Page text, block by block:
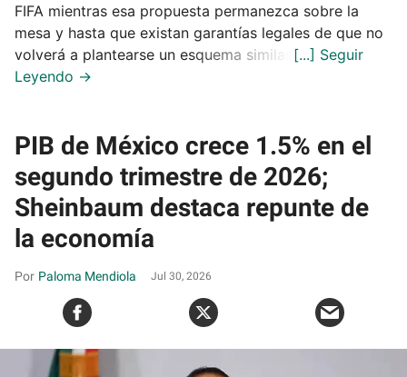
FIFA mientras esa propuesta permanezca sobre la
mesa y hasta que existan garantías legales de que no
volverá a plantearse un esquema similar.
PIB de México crece 1.5% en el
segundo trimestre de 2026;
Sheinbaum destaca repunte de
la economía
Paloma Mendiola Jul 30, 2026